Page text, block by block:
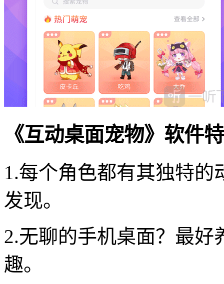
《互动桌面宠物》软件
1.每个角色都有其独特
发现。
2.无聊的手机桌面？最
趣。